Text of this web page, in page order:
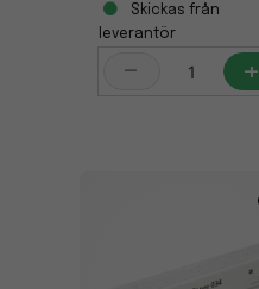
Skickas från
leverantör
- +